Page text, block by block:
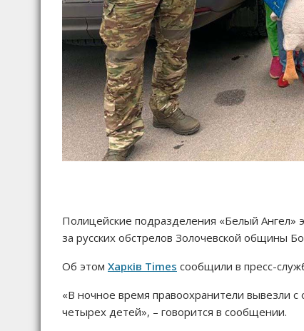
Полицейские подразделения «Белый Ангел»
за русских обстрелов Золочевской общины
Об этом Харків Times сообщили в пресс-
«В ночное время правоохранители вывезли
четырех детей», – говорится в сообщении.